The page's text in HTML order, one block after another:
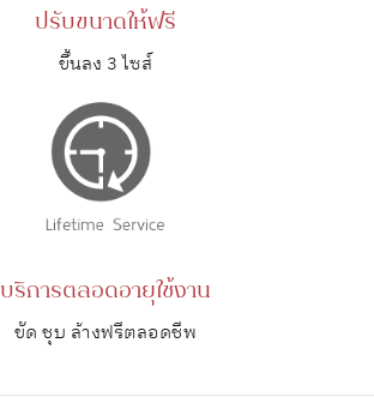
ปรับขนาดให้ฟรี
ขึ้นลง 3 ไซส์
บริการตลอดอายุใช้งาน
ขัด ชุบ ล้างฟรีตลอดชีพ